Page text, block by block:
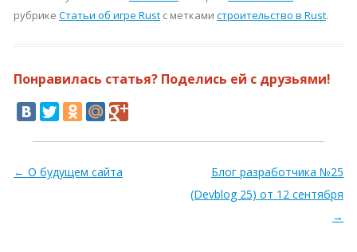
рубрике Статьи об игре Rust с метками строительство в Rust.
Понравилась статья? Поделись ей с друзьями!
Навигация по записям
← О будущем сайта
Блог разработчика №25
(Devblog 25) от 12 сентября
→